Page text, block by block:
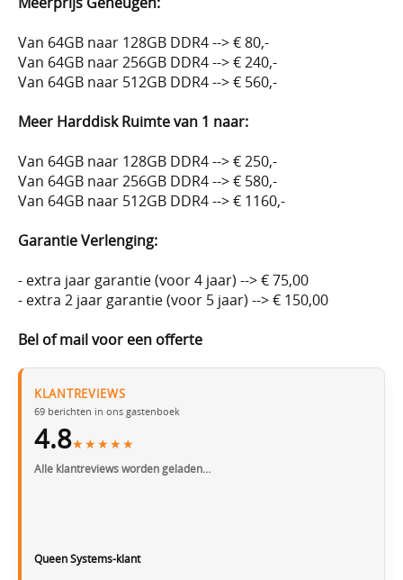
Van 64GB naar 128GB DDR4 --> € 80,-
Van 64GB naar 256GB DDR4 --> € 240,-
Van 64GB naar 512GB DDR4 --> € 560,-
Meer Harddisk Ruimte van 1 naar:
Van 64GB naar 128GB DDR4 --> € 250,-
Van 64GB naar 256GB DDR4 --> € 580,-
Van 64GB naar 512GB DDR4 --> € 1160,-
Garantie Verlenging:
- extra jaar garantie (voor 4 jaar) --> € 75,00
- extra 2 jaar garantie (voor 5 jaar) --> € 150,00
Bel of mail voor een offerte
KLANTREVIEWS
69 berichten in ons gastenboek
4.8★★★★★
Alle klantreviews worden geladen…
Queen Systems-klant